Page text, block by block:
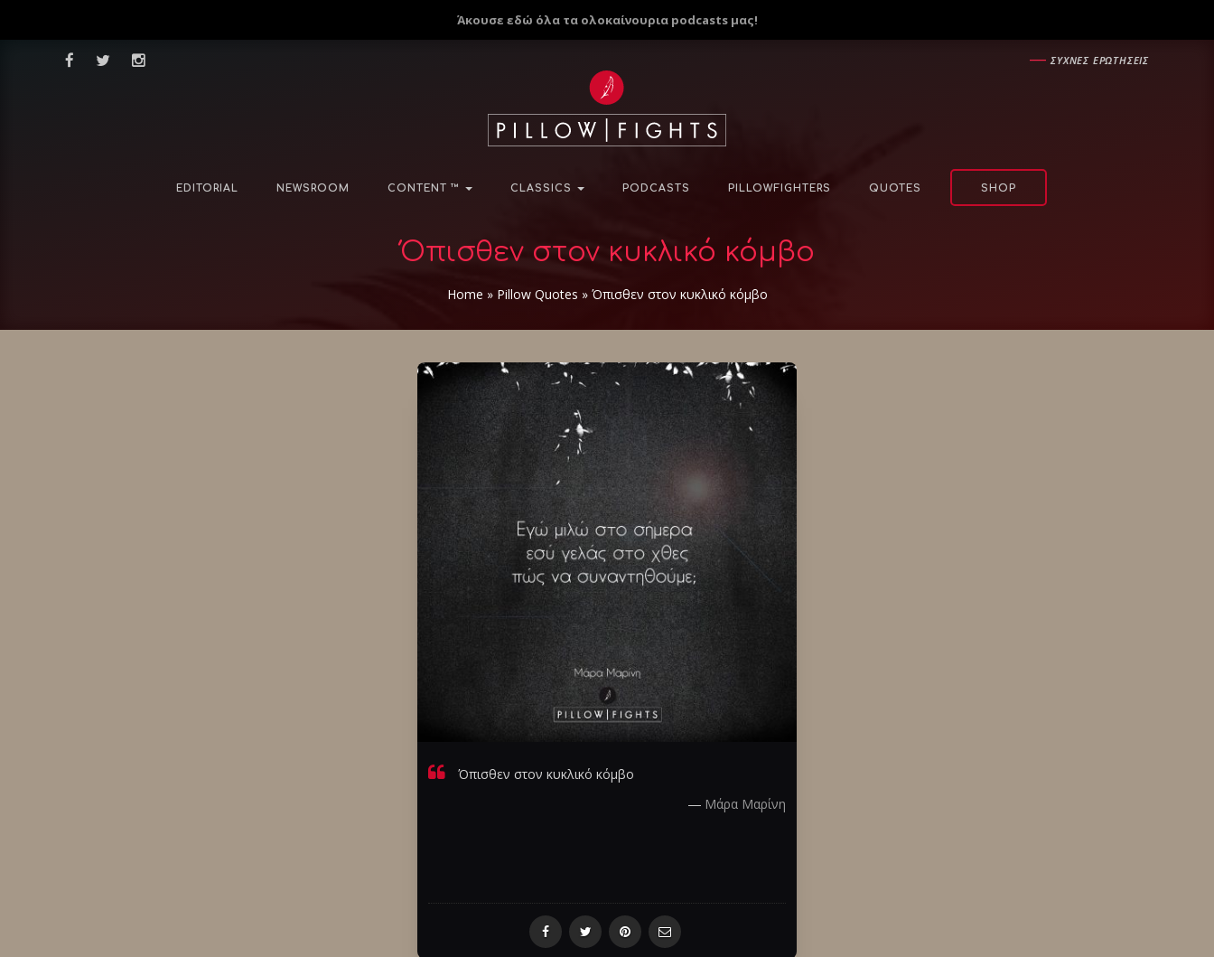
Άκουσε εδώ όλα τα ολοκαίνουρια podcasts μας!
―ΣΥΧΝΕΣ ΕΡΩΤΗΣΕΙΣ
EDITORIAL NEWSROOM CONTENT ™ CLASSICS PODCASTS PILLOWFIGHTERS QUOTES SHOP
Όπισθεν στον κυκλικό κόμβο
Home » Pillow Quotes » Όπισθεν στον κυκλικό κόμβο
Όπισθεν στον κυκλικό κόμβο
― Μάρα Μαρίνη